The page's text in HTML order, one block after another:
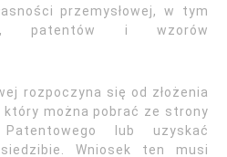
przemysłowej, w tym
patentów i wzorów
rozpoczyna się od złożenia
który można pobrać ze strony
lub uzyskać
Wniosek ten musi